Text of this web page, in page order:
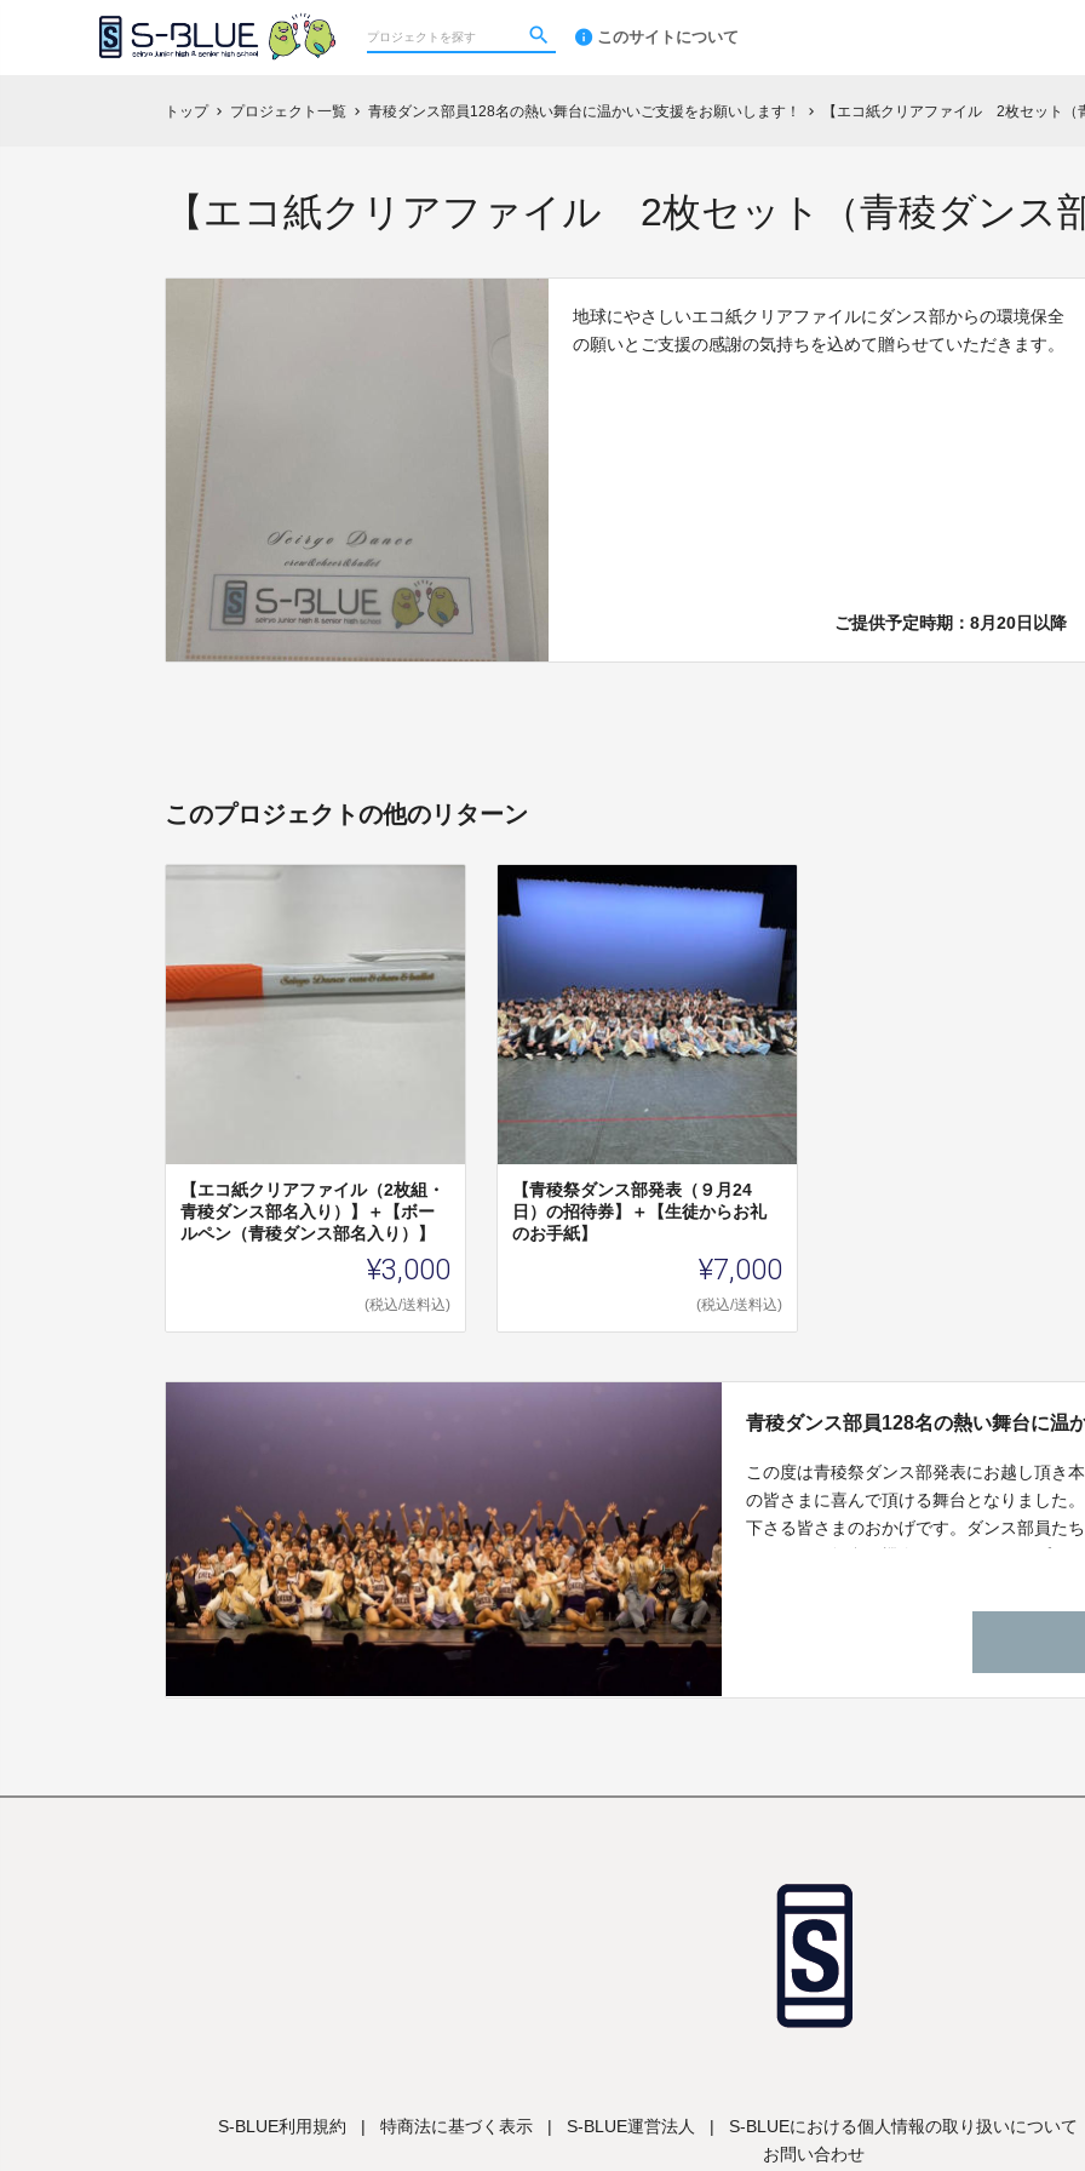
このサイトについて
トップ chevron_right プロジェクト一覧 chevron_right 青稜ダンス部員128名の熱い舞台に温かいご支援をお願いします！ chevron_right 【エコ紙クリアファイル 2枚セット（
【エコ紙クリアファイル 2枚セット（青稜ダンス
地球にやさしいエコ紙クリアファイルにダンス部からの環境保全
の願いとご支援の感謝の気持ちを込めて贈らせていただきます。
ご提供予定時期：8月20日以降
このプロジェクトの他のリターン
【エコ紙クリアファイル（2枚組・
青稜ダンス部名入り）】＋【ボー
ルペン（青稜ダンス部名入り）】
¥3,000
(税込/送料込)
【青稜祭ダンス部発表（９月24
日）の招待券】＋【生徒からお礼
のお手紙】
¥7,000
(税込/送料込)
青稜ダンス部員128名の熱い舞台に温
この度は青稜祭ダンス部発表にお越し頂き
の皆さまに喜んで頂ける舞台となりました
下さる皆さまのおかげです。ダンス部員た
なり、この舞台を機会にさらにステップア
S-BLUE利用規約 | 特商法に基づく表示 | S-BLUE運営法人 |
S-BLUEにおける個人情報の取り扱いについて
お問い合わせ